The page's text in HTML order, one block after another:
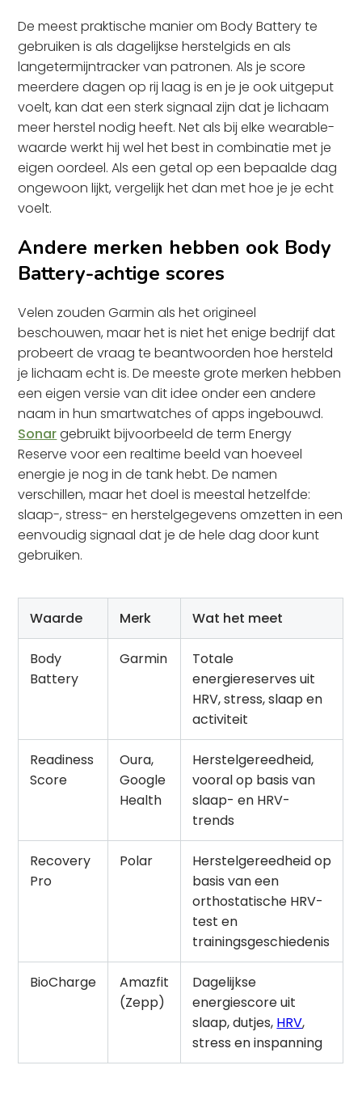
De meest praktische manier om Body Battery te
gebruiken is als dagelijkse herstelgids en als
langetermijntracker van patronen. Als je score
meerdere dagen op rij laag is en je je ook uitgeput
voelt, kan dat een sterk signaal zijn dat je lichaam
meer herstel nodig heeft. Net als bij elke wearable-
waarde werkt hij wel het best in combinatie met je
eigen oordeel. Als een getal op een bepaalde dag
ongewoon lijkt, vergelijk het dan met hoe je je echt
voelt.
Andere merken hebben ook Body
Battery-achtige scores
Velen zouden Garmin als het origineel
beschouwen, maar het is niet het enige bedrijf dat
probeert de vraag te beantwoorden hoe hersteld
je lichaam echt is. De meeste grote merken hebben
een eigen versie van dit idee onder een andere
naam in hun smartwatches of apps ingebouwd.
Sonargebruikt bijvoorbeeld de term Energy
Reserve voor een realtime beeld van hoeveel
energie je nog in de tank hebt. De namen
verschillen, maar het doel is meestal hetzelfde:
slaap-, stress- en herstelgegevens omzetten in een
eenvoudig signaal dat je de hele dag door kunt
gebruiken.
Waarde Merk Wat het meet
Body
Battery
Garmin
Totale
energiereserves uit
HRV, stress, slaap en
activiteit
Readiness
Score
Oura,
Google
Health
Herstelgereedheid,
vooral op basis van
slaap- en HRV-
trends
Recovery
Pro
Polar
Herstelgereedheid op
basis van een
orthostatische HRV-
test en
trainingsgeschiedenis
BioCharge
Amazfit
(Zepp)
Dagelijkse
energiescore uit
slaap, dutjes, HRV,
stress en inspanning